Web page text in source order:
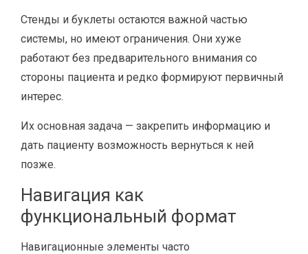
Стенды и буклеты остаются важной частью
системы, но имеют ограничения. Они хуже
работают без предварительного внимания со
стороны пациента и редко формируют первичный
интерес.
Их основная задача — закрепить информацию и
дать пациенту возможность вернуться к ней
позже.
Навигация как
функциональный формат
Навигационные элементы часто